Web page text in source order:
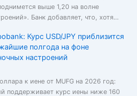
выше 1,20 на волне
Банк добавляет, что, хотя…
Курс USD/JPY приблизится
полгода на фоне
настроений
к иене от MUFG на 2026 год:
поддерживает курс иены ниже 160